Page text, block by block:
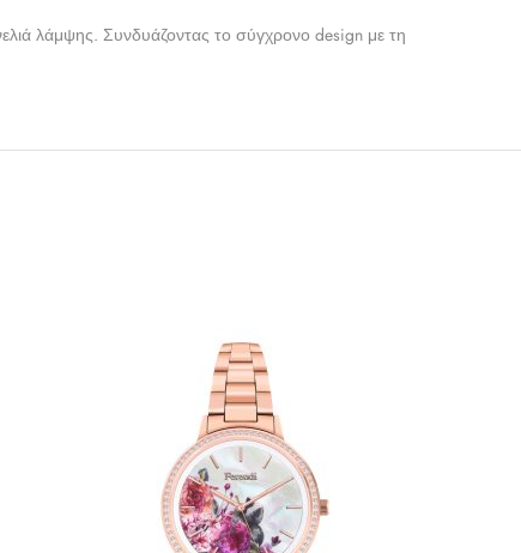
λάμψης. Συνδυάζοντας το σύγχρονο design με τη